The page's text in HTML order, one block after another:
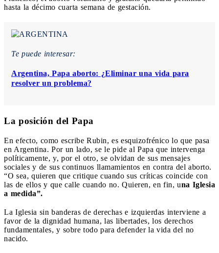
hasta la décimo cuarta semana de gestación.
Te puede interesar:
Argentina, Papa aborto: ¿Eliminar una vida para
resolver un problema?
La posición del Papa
En efecto, como escribe Rubin, es esquizofrénico lo que pasa
en Argentina. Por un lado, se le pide al Papa que intervenga
políticamente, y, por el otro, se olvidan de sus mensajes
sociales y de sus continuos llamamientos en contra del aborto.
“O sea, quieren que critique cuando sus críticas coincide con
las de ellos y que calle cuando no. Quieren, en fin, una Iglesia
a medida”.
La Iglesia sin banderas de derechas e izquierdas interviene a
favor de la dignidad humana, las libertades, los derechos
fundamentales, y sobre todo para defender la vida del no
nacido.